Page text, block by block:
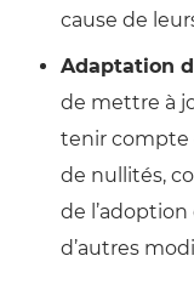
cause de
Adaptation
de mettre à
tenir compte
de nullités,
de l’adoption
d’autres